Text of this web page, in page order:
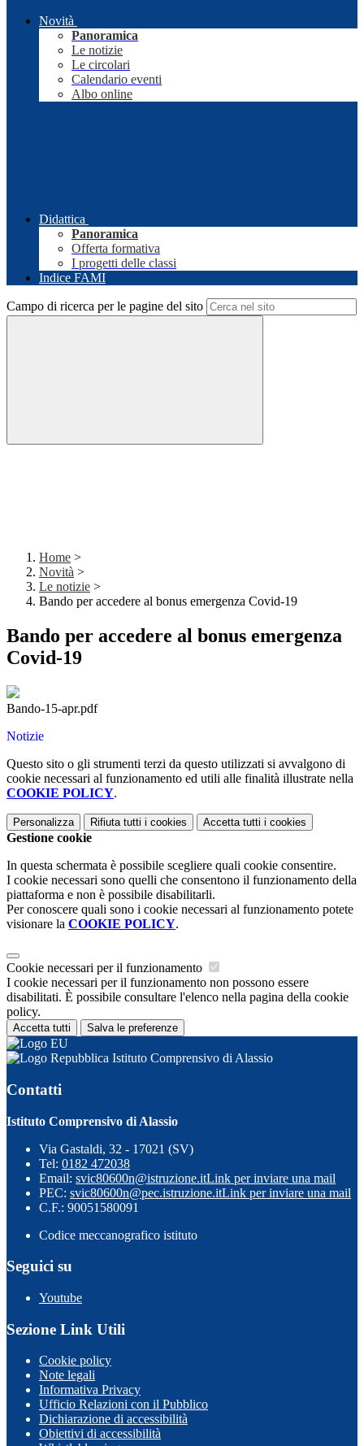
Novità
Panoramica
Le notizie
Le circolari
Calendario eventi
Albo online
Didattica
Panoramica
Offerta formativa
I progetti delle classi
Indice FAMI
Campo di ricerca per le pagine del sito
Home >
Novità >
Le notizie >
Bando per accedere al bonus emergenza Covid-19
Bando per accedere al bonus emergenza
Covid-19
Bando-15-apr.pdf
Notizie
Questo sito o gli strumenti terzi da questo utilizzati si avvalgono di
cookie necessari al funzionamento ed utili alle finalità illustrate nella
COOKIE POLICY.
Personalizza Rifiuta tutti i cookies Accetta tutti i cookies
Gestione cookie
In questa schermata è possibile scegliere quali cookie consentire.
I cookie necessari sono quelli che consentono il funzionamento della
piattaforma e non è possibile disabilitarli.
Per conoscere quali sono i cookie necessari al funzionamento potete
visionare la COOKIE POLICY.
Cookie necessari per il funzionamento
I cookie necessari per il funzionamento non possono essere
disabilitati. È possibile consultare l'elenco nella pagina della cookie
policy.
Accetta tutti Salva le preferenze
Istituto Comprensivo di Alassio
Contatti
Istituto Comprensivo di Alassio
Via Gastaldi, 32 - 17021 (SV)
Tel: 0182 472038
Email: svic80600n@istruzione.itLink per inviare una mail
PEC: svic80600n@pec.istruzione.itLink per inviare una mail
C.F.: 90051580091
Codice meccanografico istituto
Seguici su
Youtube
Sezione Link Utili
Cookie policy
Note legali
Informativa Privacy
Ufficio Relazioni con il Pubblico
Dichiarazione di accessibilità
Obiettivi di accessibilità